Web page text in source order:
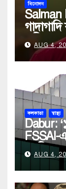
বিনোদন
Salman
AUG 4,
কলকাতা স্বাস্থ্য
Dabur:
FSSAI-
নোটিস
AUG 4,